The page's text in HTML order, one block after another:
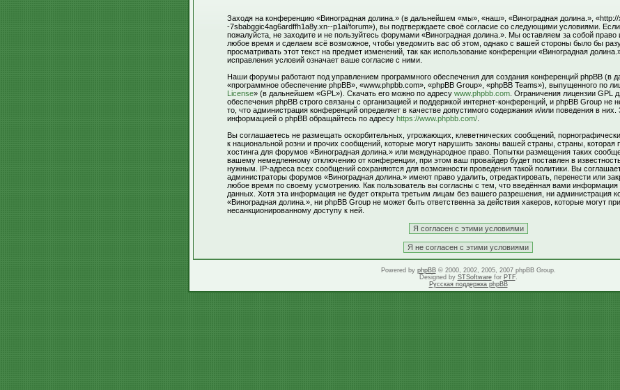
Заходя на конференцию «Виноградная долина.» (в дальнейшем «мы», «наш», «Виноградная долина.»,
-7sbabggic4ag6ardffh1a8y.xn--p1ai/forum»), вы подтверждаете своё согласие со следующими условиями.
пожалуйста, не заходите и не пользуйтесь форумами «Виноградная долина.». Мы оставляем за собой право
любое время и сделаем всё возможное, чтобы уведомить вас об этом, однако с вашей стороны было бы
просматривать этот текст на предмет изменений, так как использование конференции «Виноградная
исправления условий означает ваше согласие с ними.
Наши форумы работают под управлением программного обеспечения для создания конференций phpBB (в
«программное обеспечение phpBB», «www.phpbb.com», «phpBB Group», «phpBB Teams»), выпущенного по
License» (в дальнейшем «GPL»). Скачать его можно по адресу www.phpbb.com . Ограничения лицензии GPL
обеспечения phpBB строго связаны с организацией и поддержкой интернет-конференций, и phpBB Group не
то, что администрация конференций определяет в качестве допустимого содержания и/или поведения в них.
информацией о phpBB обращайтесь по адресу https://www.phpbb.com/
Вы соглашаетесь не размещать оскорбительных, угрожающих, клеветнических сообщений,
к национальной розни и прочих сообщений, которые могут нарушить законы вашей страны, страны, которая
хостинга для форумов «Виноградная долина.» или международное право. Попытки размещения таких
вашему немедленному отключению от конференции, при этом ваш провайдер будет поставлен в
нужным. IP-адреса всех сообщений сохраняются для возможности проведения такой политики. Вы
администраторы форумов «Виноградная долина.» имеют право удалить, отредактировать, перенести или
любое время по своему усмотрению. Как пользователь вы согласны с тем, что введённая вами информация
данных. Хотя эта информация не будет открыта третьим лицам без вашего разрешения, ни администрация
«Виноградная долина.», ни phpBB Group не может быть ответственна за действия хакеров, которые могут
несанкционированному доступу к ней.
Powered by phpBB© 2000, 2002, 2005, 2007 phpBB Group.
Designed by STSoftwarefor PTF.
Русская поддержка phpBB